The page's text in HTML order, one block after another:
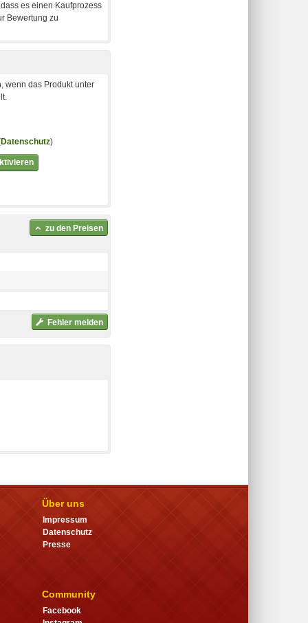
wenn das Produkt unter
Datenschutz)
zu den Preisen
Fehler melden
Über uns
Impressum
Datenschutz
Presse
Community
Facebook